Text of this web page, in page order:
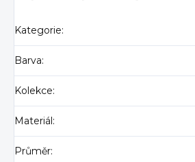
Kategorie:
Barva:
Kolekce:
Materiál:
Průměr: